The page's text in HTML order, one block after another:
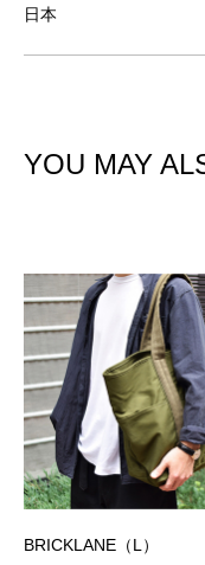
日本
YOU MAY
BRICKLANE（L）